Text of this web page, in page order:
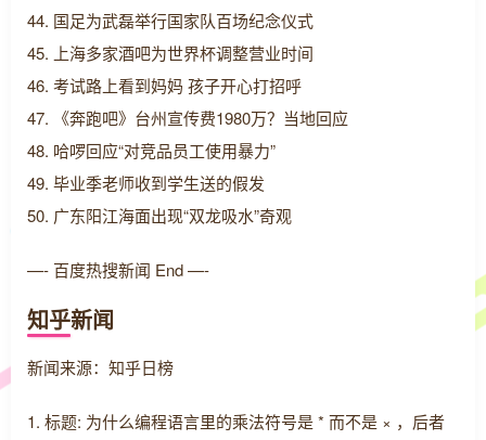
44. 国足为武磊举行国家队百场纪念仪式
45. 上海多家酒吧为世界杯调整营业时间
46. 考试路上看到妈妈 孩子开心打招呼
47. 《奔跑吧》台州宣传费1980万？当地回应
48. 哈啰回应“对竞品员工使用暴力”
49. 毕业季老师收到学生送的假发
50. 广东阳江海面出现“双龙吸水”奇观
—- 百度热搜新闻 End —-
知乎新闻
新闻来源：知乎日榜
1. 标题: 为什么编程语言里的乘法符号是 * 而不是 × ，后者